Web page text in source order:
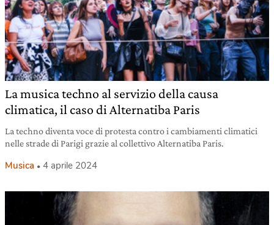
La musica techno al servizio della causa
climatica, il caso di Alternatiba Paris
La techno diventa voce di protesta contro i cambiamenti climatici
nelle strade di Parigi grazie al collettivo Alternatiba Paris.
Musica 4 aprile 2024